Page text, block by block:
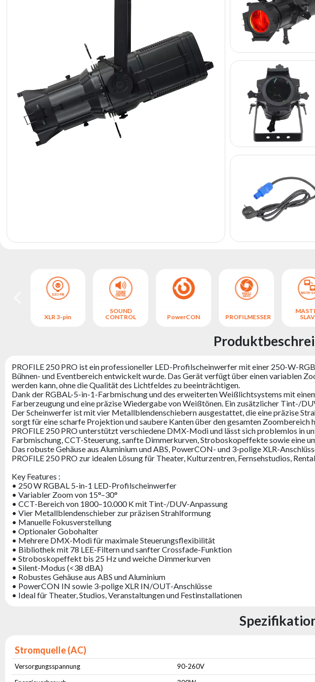
Leitlichter
Reflektoren
Retro
XLR 3-pin
SOUND
CONTROL
PowerCON PROFILMESSER
PROFILE 250 PRO ist ein professioneller LED-Profilscheinwerfer mit einer 250-W-
Bühnen- und Eventbereich entwickelt wurde. Das Gerät verfügt über einen variablen
werden kann, ohne die Qualität des Lichtfeldes zu beeinträchtigen.
Dank der RGBAL-5-in-1-Farbmischung und des erweiterten Weißlichtsystems mit
Farberzeugung und eine präzise Wiedergabe von Weißtönen. Ein zusätzlicher Tint-/
Der Scheinwerfer ist mit vier Metallblendenschiebern ausgestattet, die eine präzise
sorgt für eine scharfe Projektion und saubere Kanten über den gesamten
PROFILE 250 PRO unterstützt verschiedene DMX-Modi und lässt sich problemlos in
Farbmischung, CCT-Steuerung, sanfte Dimmerkurven, Stroboskopeffekte sowie eine
Das robuste Gehäuse aus Aluminium und ABS, PowerCON- und 3-polige XLR-
PROFILE 250 PRO zur idealen Lösung für Theater, Kulturzentren, Fernsehstudios,
Key Features :
• 250 W RGBAL 5-in-1 LED-Profilscheinwerfer
• Variabler Zoom von 15°–30°
• CCT-Bereich von 1800–10.000 K mit Tint-/DUV-Anpassung
• Vier Metallblendenschieber zur präzisen Strahlformung
• Manuelle Fokusverstellung
• Optionaler Gobohalter
• Mehrere DMX-Modi für maximale Steuerungsflexibilität
• Bibliothek mit 78 LEE-Filtern und sanfter Crossfade-Funktion
• Stroboskopeffekt bis 25 Hz und weiche Dimmerkurven
• Silent-Modus (<38 dBA)
• Robustes Gehäuse aus ABS und Aluminium
• PowerCON IN sowie 3-polige XLR IN/OUT-Anschlüsse
• Ideal für Theater, Studios, Veranstaltungen und Festinstallationen
Stromquelle (AC)
Versorgungsspannung
90-260V